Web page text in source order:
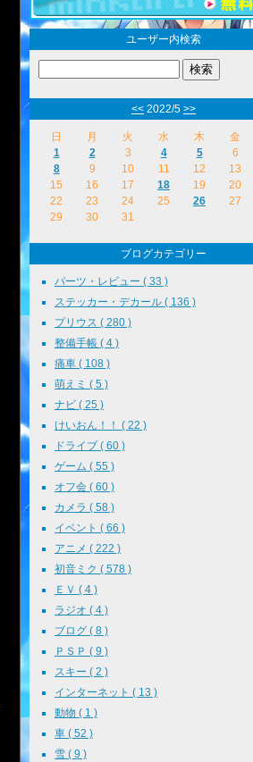
ユーザー内検索
<< 2022/5 >>
日 月 火 水 木 金
1
2 3 4 5 6
8
9 10 11 12 13
15
16 17 18 19 20
22
23 24 25 26 27
29
30 31
ブログカテゴリー
パーツ・レビュー ( 33 )
ステッカー・デカール ( 136 )
プリウス ( 280 )
整備手帳 ( 4 )
痛車 ( 108 )
萌えミ ( 5 )
ナビ ( 25 )
けいおん！！ ( 22 )
ドライブ ( 60 )
ゲーム ( 55 )
オフ会 ( 60 )
カメラ ( 58 )
イベント ( 66 )
アニメ ( 222 )
初音ミク ( 578 )
ＥＶ ( 4 )
ラジオ ( 4 )
ブログ ( 8 )
ＰＳＰ ( 9 )
スキー ( 2 )
インターネット ( 13 )
動物 ( 1 )
車 ( 52 )
雪 ( 9 )